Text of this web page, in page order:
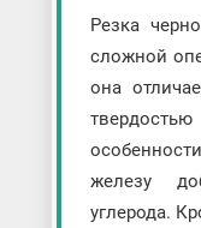
Резка
сложной
она
железу
углерода.